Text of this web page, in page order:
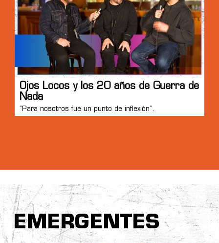
Ojos Locos y los 20 años de Guerra de
Nada
“Para nosotros fue un punto de inflexión”.
EMERGENTES